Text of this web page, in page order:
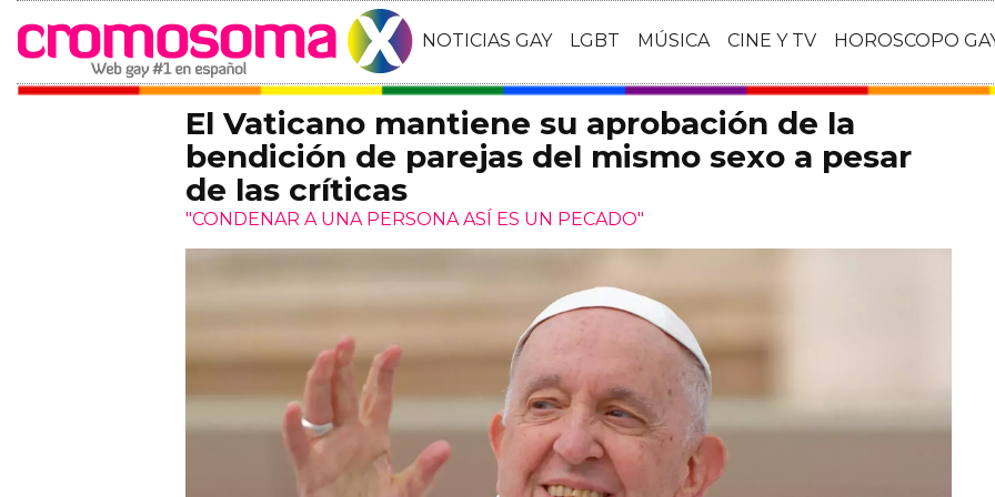
NOTICIAS GAY LGBT MÚSICA CINE Y TV HOROSCOPO
El Vaticano mantiene su aprobación de la
bendición de parejas del mismo sexo a pesar
de las críticas
"CONDENAR A UNA PERSONA ASÍ ES UN PECADO"